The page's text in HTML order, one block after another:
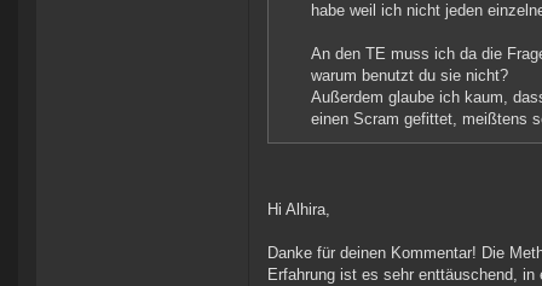
habe weil ich nicht jeden
An den TE muss ich da die
warum benutzt du sie nicht?
Außerdem glaube ich kaum,
einen Scram gefittet, meißtens
Hi Alhira,
Danke für deinen Kommentar! Die
Erfahrung ist es sehr enttäuschend,